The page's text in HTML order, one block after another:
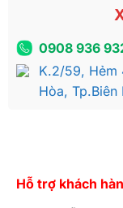
0908 936
K.2/59, Hẻm
Hòa, Tp.Biên
Hỗ trợ khách